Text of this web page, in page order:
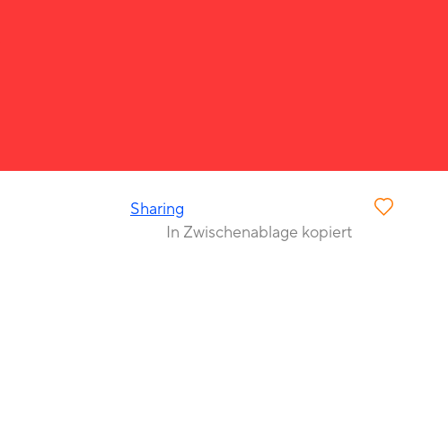
Sharing
In Zwischenablage kopiert